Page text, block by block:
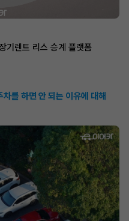
기렌트 리스 승계 플랫폼
를 하면 안 되는 이유에 대해